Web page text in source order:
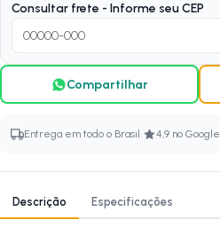
Consultar frete - Informe seu CEP
Compartilhar
Entrega em todo o Brasil · 4,9 no Google
Descrição Especificações